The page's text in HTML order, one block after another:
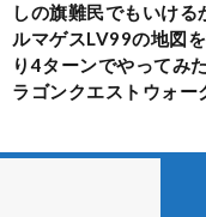
しの旗難民でもいける
ルマゲスLV99の地図
り4ターンでやってみ
ラゴンクエストウォー